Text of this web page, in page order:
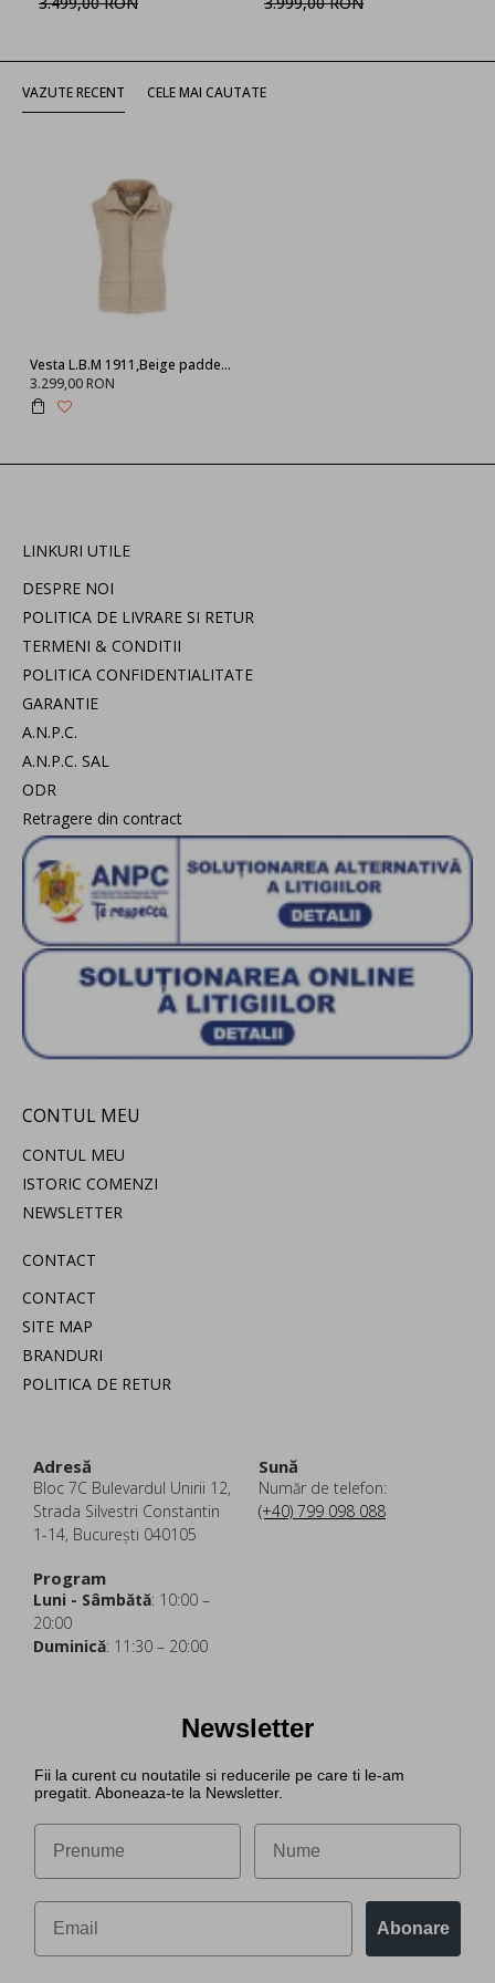
VAZUTE RECENT CELE MAI CAUTATE
Vesta L.B.M 1911,Beige padded gilet
3.299,00 RON
LINKURI UTILE
DESPRE NOI
POLITICA DE LIVRARE SI RETUR
TERMENI & CONDITII
POLITICA CONFIDENTIALITATE
GARANTIE
A.N.P.C.
A.N.P.C. SAL
ODR
Retragere din contract
CONTUL MEU
CONTUL MEU
ISTORIC COMENZI
NEWSLETTER
CONTACT
CONTACT
SITE MAP
BRANDURI
POLITICA DE RETUR
Adresă
Bloc 7C Bulevardul Unirii 12,
Strada Silvestri Constantin
1-14, București 040105
Sună
Număr de telefon:
(+40) 799 098 088
Program
Luni - Sâmbătă: 10:00 –
20:00
Duminică: 11:30 – 20:00
Newsletter
Fii la curent cu noutatile si reducerile pe care ti le-am
pregatit. Aboneaza-te la Newsletter.
Abonare